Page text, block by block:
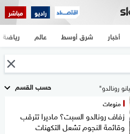
راديو مباشر
أخبار شرق أوسط عالم رياضة
حسب القسم
منوعات
زفاف رونالدو السبت؟ ماديرا تترقب
وقائمة النجوم تشعل التكهنات